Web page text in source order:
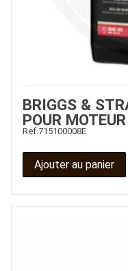
BRIGGS &
POUR
Ref. 715100008E
Ajouter au panier